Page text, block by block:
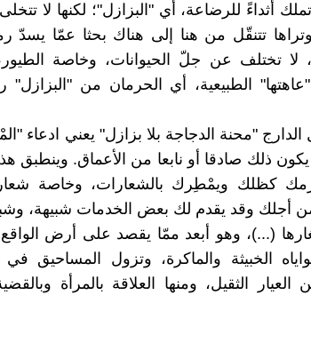
أثداءً للرضاعة، أي "البزازل"؛ لكنها لا
وتراها تتنقّل من هنا إلى هناك بحثا عمّا
لا تختلف عن جلّ الحيوانات، وخاصة
الطبيعية، أي الحرمان من "البزازل"
"محنة الدجاجة بلا بزازل" يعني ادعاء
ذلك صادقا أو نابعا من الأعماق. وينطبق
كظلك ويمْطِرك بالشعارات، وخاصة
من أجلك وقد يقدم لك بعض الخدمات شبيهة،
(...)، وهو أبعد ممّا يقصد على أرض
الخبيثة والماكرة، وتزول المساحيق في
الثقيل، ومنها العلاقة بالمرأة